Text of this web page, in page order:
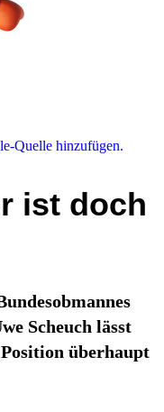
Quelle hinzufügen.
ist doch
Scheuch lässt
überhaupt